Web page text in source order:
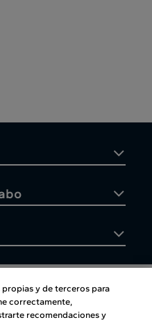
cliente
propias y de terceros para
correctamente,
recomendaciones y